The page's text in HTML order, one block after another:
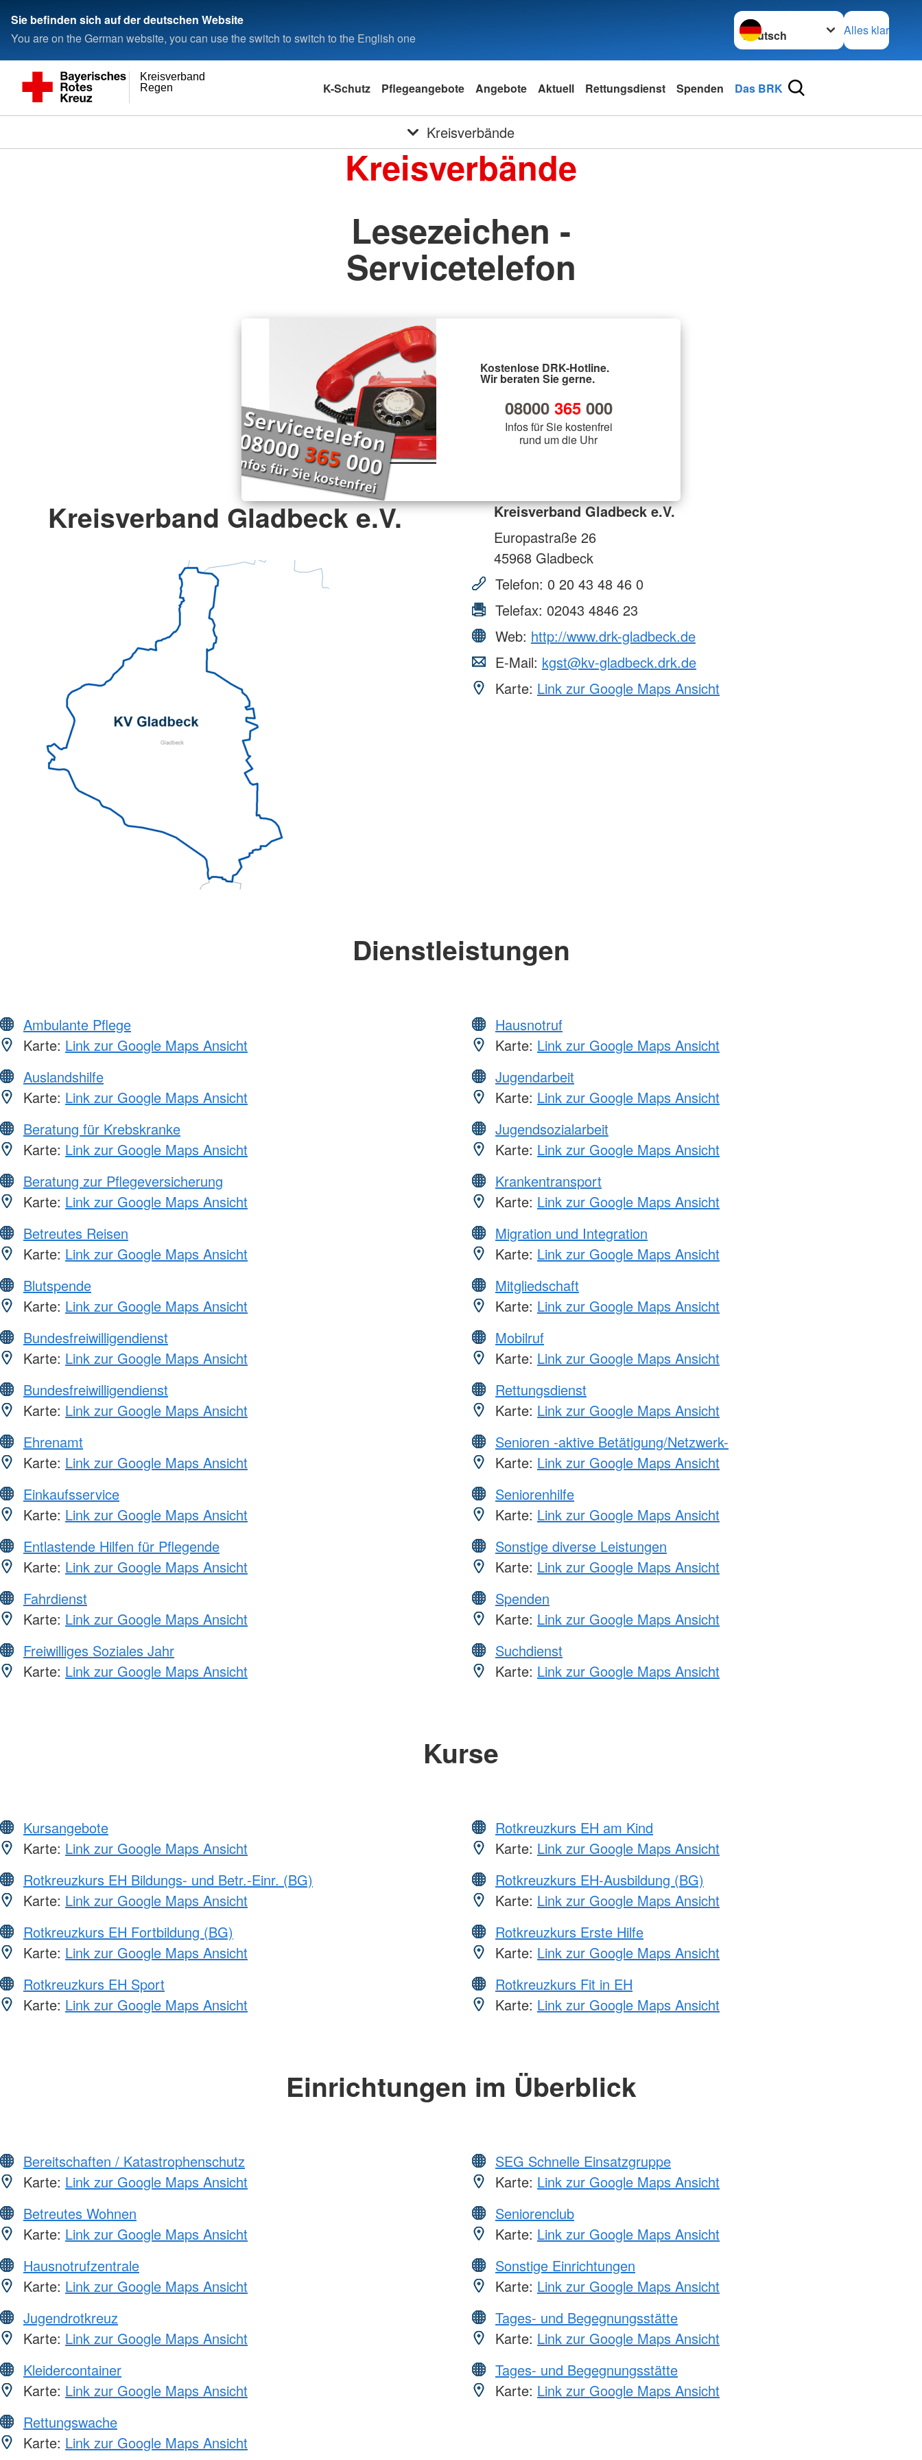
Sie befinden sich auf der deutschen Website
You are on the German website, you can use the switch to switch to the English one
Sprache wechseln zu
Alles klar
Regen
Kreisverband
K-Schutz Pflegeangebote Angebote Aktuell Rettungsdienst Spenden Das BRK
Kreisverbände
Kreisverbände
Lesezeichen -
Servicetelefon
Kostenlose DRK-Hotline.
Wir beraten Sie gerne.
08000 365000
Infos für Sie kostenfrei
rund um die Uhr
Kreisverband Gladbeck e.V.
Kreisverband Gladbeck e.V.
Europastraße 26
45968 Gladbeck
Telefon: 0 20 43 48 46 0
Telefax: 02043 4846 23
Web: http://www.drk-gladbeck.de
E-Mail: kgst@kv-gladbeck.drk.de
Karte: Link zur Google Maps Ansicht
Dienstleistungen
Ambulante Pflege
Karte: Link zur Google Maps Ansicht
Auslandshilfe
Karte: Link zur Google Maps Ansicht
Beratung für Krebskranke
Karte: Link zur Google Maps Ansicht
Beratung zur Pflegeversicherung
Karte: Link zur Google Maps Ansicht
Betreutes Reisen
Karte: Link zur Google Maps Ansicht
Blutspende
Karte: Link zur Google Maps Ansicht
Bundesfreiwilligendienst
Karte: Link zur Google Maps Ansicht
Bundesfreiwilligendienst
Karte: Link zur Google Maps Ansicht
Ehrenamt
Karte: Link zur Google Maps Ansicht
Einkaufsservice
Karte: Link zur Google Maps Ansicht
Entlastende Hilfen für Pflegende
Karte: Link zur Google Maps Ansicht
Fahrdienst
Karte: Link zur Google Maps Ansicht
Freiwilliges Soziales Jahr
Karte: Link zur Google Maps Ansicht
Hausnotruf
Karte: Link zur Google Maps Ansicht
Jugendarbeit
Karte: Link zur Google Maps Ansicht
Jugendsozialarbeit
Karte: Link zur Google Maps Ansicht
Krankentransport
Karte: Link zur Google Maps Ansicht
Migration und Integration
Karte: Link zur Google Maps Ansicht
Mitgliedschaft
Karte: Link zur Google Maps Ansicht
Mobilruf
Karte: Link zur Google Maps Ansicht
Rettungsdienst
Karte: Link zur Google Maps Ansicht
Senioren -aktive Betätigung/Netzwerk-
Karte: Link zur Google Maps Ansicht
Seniorenhilfe
Karte: Link zur Google Maps Ansicht
Sonstige diverse Leistungen
Karte: Link zur Google Maps Ansicht
Spenden
Karte: Link zur Google Maps Ansicht
Suchdienst
Karte: Link zur Google Maps Ansicht
Kurse
Kursangebote
Karte: Link zur Google Maps Ansicht
Rotkreuzkurs EH Bildungs- und Betr.-Einr. (BG)
Karte: Link zur Google Maps Ansicht
Rotkreuzkurs EH Fortbildung (BG)
Karte: Link zur Google Maps Ansicht
Rotkreuzkurs EH Sport
Karte: Link zur Google Maps Ansicht
Rotkreuzkurs EH am Kind
Karte: Link zur Google Maps Ansicht
Rotkreuzkurs EH-Ausbildung (BG)
Karte: Link zur Google Maps Ansicht
Rotkreuzkurs Erste Hilfe
Karte: Link zur Google Maps Ansicht
Rotkreuzkurs Fit in EH
Karte: Link zur Google Maps Ansicht
Einrichtungen im Überblick
Bereitschaften / Katastrophenschutz
Karte: Link zur Google Maps Ansicht
Betreutes Wohnen
Karte: Link zur Google Maps Ansicht
Hausnotrufzentrale
Karte: Link zur Google Maps Ansicht
Jugendrotkreuz
Karte: Link zur Google Maps Ansicht
Kleidercontainer
Karte: Link zur Google Maps Ansicht
Rettungswache
Karte: Link zur Google Maps Ansicht
SEG Schnelle Einsatzgruppe
Karte: Link zur Google Maps Ansicht
Seniorenclub
Karte: Link zur Google Maps Ansicht
Sonstige Einrichtungen
Karte: Link zur Google Maps Ansicht
Tages- und Begegnungsstätte
Karte: Link zur Google Maps Ansicht
Tages- und Begegnungsstätte
Karte: Link zur Google Maps Ansicht